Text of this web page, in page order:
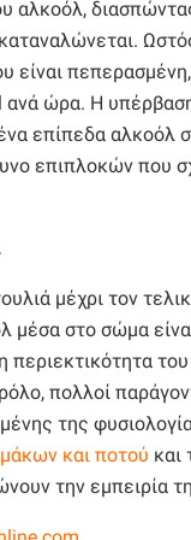
αλκοόλ,
είναι
ανά ώρα. Η
επίπεδα αλκοόλ
επιπλοκών που
μέχρι τον
μέσα στο σώμα
περιεκτικότητα
πολλοί
της
και ποτού και
την εμπειρία